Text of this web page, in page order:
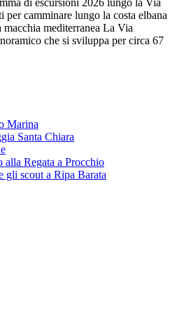
di escursioni 2026 lungo la Via
per camminare lungo la costa elbana
mediterranea La Via
che si sviluppa per circa 67
Marina
Santa Chiara
Regata a Procchio
scout a Ripa Barata